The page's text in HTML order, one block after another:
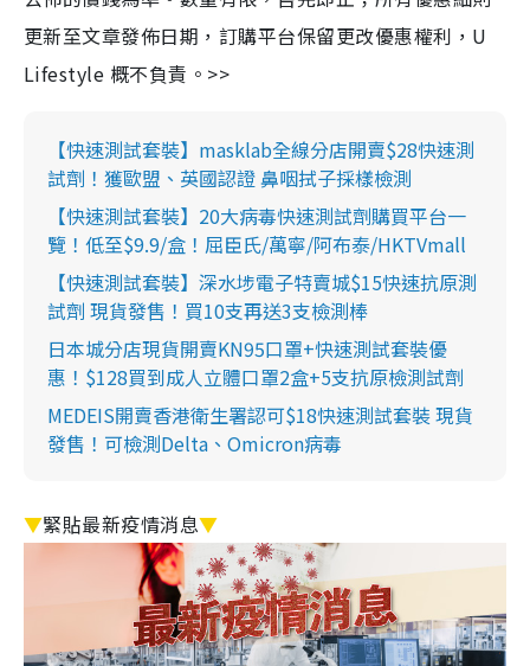
更新至文章發佈日期，訂購平台保留更改優惠權利，U
Lifestyle 概不負責。>>
【快速測試套裝】masklab全線分店開賣$28快速測
試劑！獲歐盟、英國認證 鼻咽拭子採樣檢測
【快速測試套裝】20大病毒快速測試劑購買平台一
覽！低至$9.9/盒！屈臣氏/萬寧/阿布泰/HKTVmall
【快速測試套裝】深水埗電子特賣城$15快速抗原測
試劑 現貨發售！買10支再送3支檢測棒
日本城分店現貨開賣KN95口罩+快速測試套裝優
惠！$128買到成人立體口罩2盒+5支抗原檢測試劑
MEDEIS開賣香港衛生署認可$18快速測試套裝 現貨
發售！可檢測Delta、Omicron病毒
▼緊貼最新疫情消息▼